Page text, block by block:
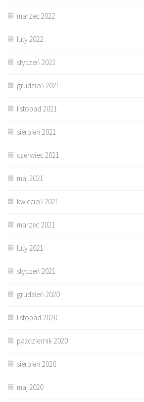
marzec 2022
luty 2022
styczeń 2022
grudzień 2021
listopad 2021
sierpień 2021
czerwiec 2021
maj 2021
kwiecień 2021
marzec 2021
luty 2021
styczeń 2021
grudzień 2020
listopad 2020
październik 2020
sierpień 2020
maj 2020